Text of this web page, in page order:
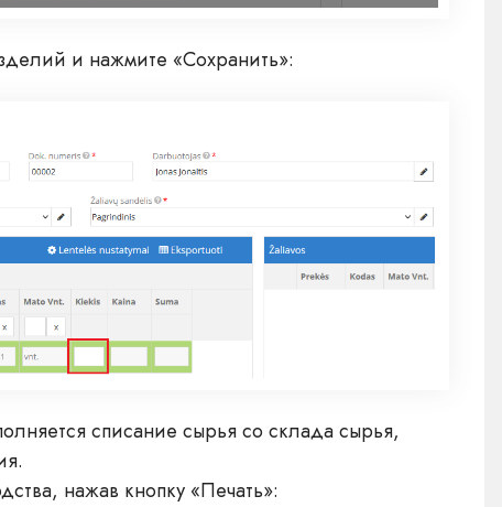
и нажмите «Сохранить»:
списание сырья со склада сырья,
нажав кнопку «Печать»: